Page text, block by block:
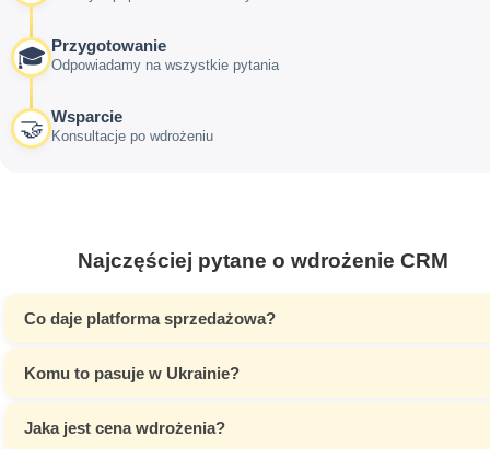
🎓 Przygotowanie
Odpowiadamy na wszystkie pytania
🤝 Wsparcie
Konsultacje po wdrożeniu
Najczęściej pytane o wdrożenie CRM
Co daje platforma sprzedażowa?
Komu to pasuje w Ukrainie?
Jaka jest cena wdrożenia?